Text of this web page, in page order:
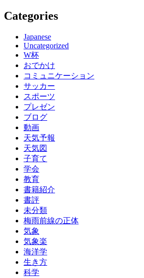
Categories
Japanese
Uncategorized
W杯
おでかけ
コミュニケーション
サッカー
スポーツ
プレゼン
ブログ
動画
天気予報
天気図
子育て
学会
教育
書籍紹介
書評
未分類
梅雨前線の正体
気象
気象楽
海洋学
生き方
科学